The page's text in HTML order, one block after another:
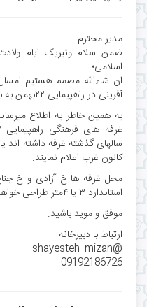
مدیر محترم
ضمن سلام وتبریک ایام
اسلامی؛
ان شاءالله مصمم هستیم
آفرینی در راهپیمایی ۲۲بهمن به برگزاری هرچه باشکوه تر آن کمک کنیم.
به همین خاطر به اطلاع
سالهای گذشته غرفه داشته اند
کانون غرب اعلام نمایند.
محل غرفه ها خ آزادی و خ
استاندارد ۳ یا ۴متر طراحی خواهد شد.
موفق و موید باشید.
ارتباط با دبیرخانه
@shayesteh_mizan
09192186726